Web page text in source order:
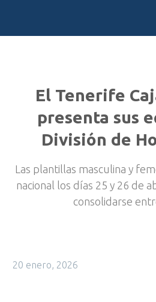
El Tenerife
presenta sus
División de
Las plantillas masculina y
nacional los días 25 y 26 de
consolidarse
20 enero, 2026